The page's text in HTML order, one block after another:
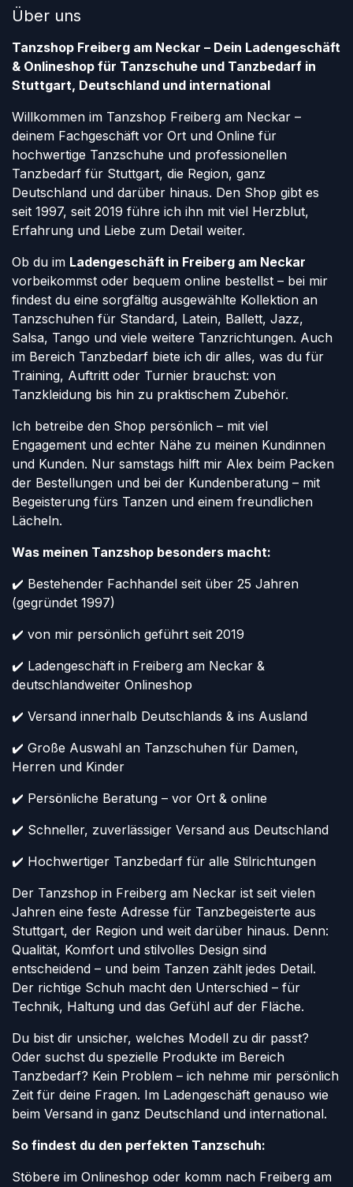
Über uns
Tanzshop Freiberg am Neckar – Dein Ladengeschäft
& Onlineshop für Tanzschuhe und Tanzbedarf in
Stuttgart, Deutschland und international
Willkommen im Tanzshop Freiberg am Neckar –
deinem Fachgeschäft vor Ort und Online für
hochwertige Tanzschuhe und professionellen
Tanzbedarf für Stuttgart, die Region, ganz
Deutschland und darüber hinaus. Den Shop gibt es
seit 1997, seit 2019 führe ich ihn mit viel Herzblut,
Erfahrung und Liebe zum Detail weiter.
Ob du im Ladengeschäft in Freiberg am Neckar
vorbeikommst oder bequem online bestellst – bei mir
findest du eine sorgfältig ausgewählte Kollektion an
Tanzschuhen für Standard, Latein, Ballett, Jazz,
Salsa, Tango und viele weitere Tanzrichtungen. Auch
im Bereich Tanzbedarf biete ich dir alles, was du für
Training, Auftritt oder Turnier brauchst: von
Tanzkleidung bis hin zu praktischem Zubehör.
Ich betreibe den Shop persönlich – mit viel
Engagement und echter Nähe zu meinen Kundinnen
und Kunden. Nur samstags hilft mir Alex beim Packen
der Bestellungen und bei der Kundenberatung – mit
Begeisterung fürs Tanzen und einem freundlichen
Lächeln.
Was meinen Tanzshop besonders macht:
✔️ Bestehender Fachhandel seit über 25 Jahren
(gegründet 1997)
✔️ von mir persönlich geführt seit 2019
✔️ Ladengeschäft in Freiberg am Neckar &
deutschlandweiter Onlineshop
✔️ Versand innerhalb Deutschlands & ins Ausland
✔️ Große Auswahl an Tanzschuhen für Damen,
Herren und Kinder
✔️ Persönliche Beratung – vor Ort & online
✔️ Schneller, zuverlässiger Versand aus Deutschland
✔️ Hochwertiger Tanzbedarf für alle Stilrichtungen
Der Tanzshop in Freiberg am Neckar ist seit vielen
Jahren eine feste Adresse für Tanzbegeisterte aus
Stuttgart, der Region und weit darüber hinaus. Denn:
Qualität, Komfort und stilvolles Design sind
entscheidend – und beim Tanzen zählt jedes Detail.
Der richtige Schuh macht den Unterschied – für
Technik, Haltung und das Gefühl auf der Fläche.
Du bist dir unsicher, welches Modell zu dir passt?
Oder suchst du spezielle Produkte im Bereich
Tanzbedarf? Kein Problem – ich nehme mir persönlich
Zeit für deine Fragen. Im Ladengeschäft genauso wie
beim Versand in ganz Deutschland und international.
So findest du den perfekten Tanzschuh:
Stöbere im Onlineshop oder komm nach Freiberg am